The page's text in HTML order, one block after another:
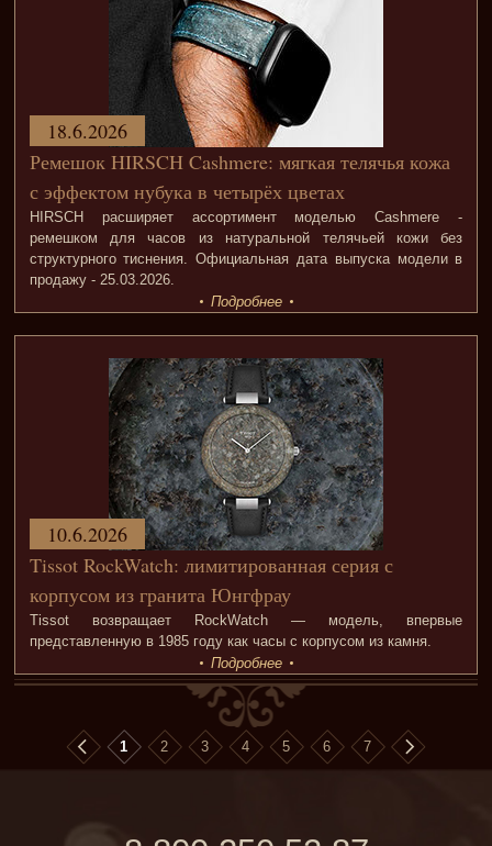
Ремешок HIRSCH Cashmere: мягкая телячья кожа
с эффектом нубука в четырёх цветах
HIRSCH расширяет ассортимент моделью Cashmere -
ремешком для часов из натуральной телячьей кожи без
структурного тиснения. Официальная дата выпуска модели в
продажу - 25.03.2026.
18.6.2026
Подробнее
Tissot RockWatch: лимитированная серия с
корпусом из гранита Юнгфрау
Tissot возвращает RockWatch — модель, впервые
представленную в 1985 году как часы с корпусом из камня.
10.6.2026
Подробнее
1 2 3 4 5 6 7